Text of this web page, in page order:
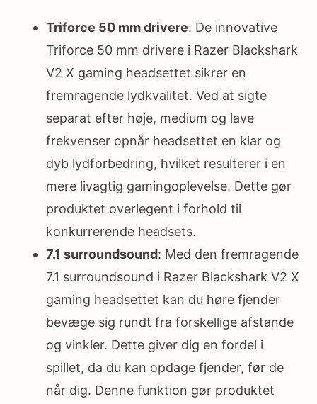
Triforce 50 mm drivere: De innovative
Triforce 50 mm drivere i Razer Blackshark
V2 X gaming headsettet sikrer en
fremragende lydkvalitet. Ved at sigte
separat efter høje, medium og lave
frekvenser opnår headsettet en klar og
dyb lydforbedring, hvilket resulterer i en
mere livagtig gamingoplevelse. Dette gør
produktet overlegent i forhold til
konkurrerende headsets.
7.1 surroundsound: Med den fremragende
7.1 surroundsound i Razer Blackshark V2 X
gaming headsettet kan du høre fjender
bevæge sig rundt fra forskellige afstande
og vinkler. Dette giver dig en fordel i
spillet, da du kan opdage fjender, før de
når dig. Denne funktion gør produktet